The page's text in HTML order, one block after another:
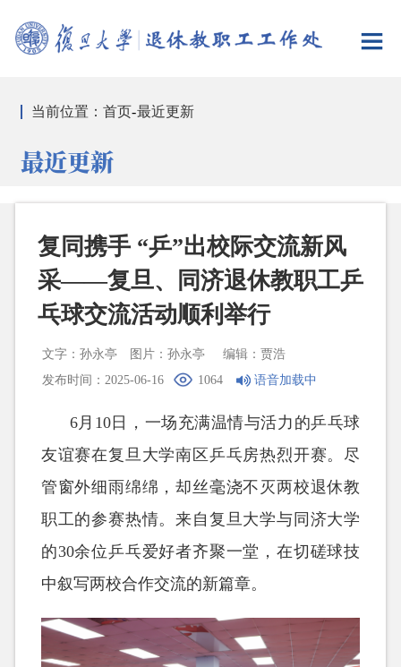
当前位置：首页-最近更新
最近更新
复同携手 “乒”出校际交流新风
采——复旦、同济退休教职工乒
乓球交流活动顺利举行
文字：孙永亭 图片：孙永亭
编辑：贾浩
发布时间：2025-06-16
1064 语音加载中
6月10日，一场充满温情与活力的乒乓球
友谊赛在复旦大学南区乒乓房热烈开赛。尽
管窗外细雨绵绵，却丝毫浇不灭两校退休教
职工的参赛热情。来自复旦大学与同济大学
的30余位乒乓爱好者齐聚一堂，在切磋球技
中叙写两校合作交流的新篇章。